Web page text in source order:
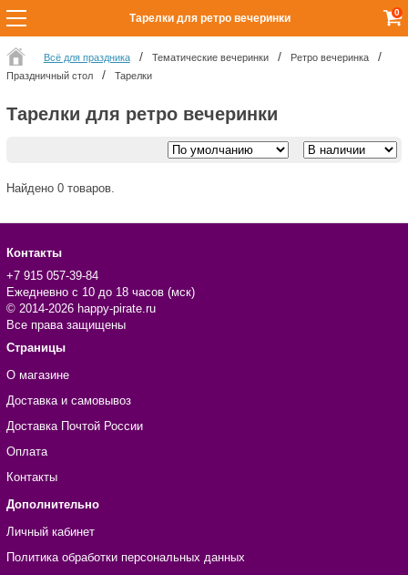
Всё для праздника Тематические вечеринки
Ретро вечеринка
Праздничный стол
Тарелки
Тарелки для ретро вечеринки
Найдено 0 товаров.
Контакты
+7 915 057-39-84
Ежедневно с 10 до 18 часов (мск)
© 2014-2026 happy-pirate.ru
Все права защищены
Страницы
О магазине
Доставка и самовывоз
Доставка Почтой России
Оплата
Контакты
Дополнительно
Личный кабинет
Политика обработки персональных данных
Тарелки для ретро вечеринки 0